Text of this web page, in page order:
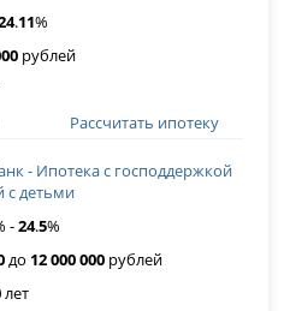
.11%
рублей
Рассчитать ипотеку
- Ипотека с господдержкой
с детьми
-24.5%
до 12 000 000 рублей
лет